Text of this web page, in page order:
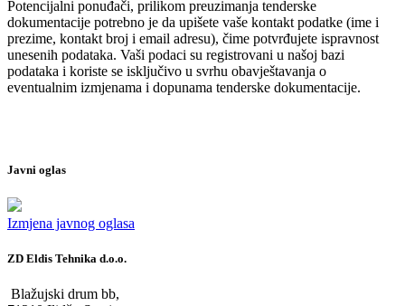
Potencijalni ponuđači, prilikom preuzimanja tenderske
dokumentacije potrebno je da upišete vaše kontakt podatke (ime i
prezime, kontakt broj i email adresu), čime potvrđujete ispravnost
unesenih podataka. Vaši podaci su registrovani u našoj bazi
podataka i koriste se isključivo u svrhu obavještavanja o
eventualnim izmjenama i dopunama tenderske dokumentacije.
Javni oglas
Izmjena javnog oglasa
ZD Eldis Tehnika d.o.o.
Blažujski drum bb,